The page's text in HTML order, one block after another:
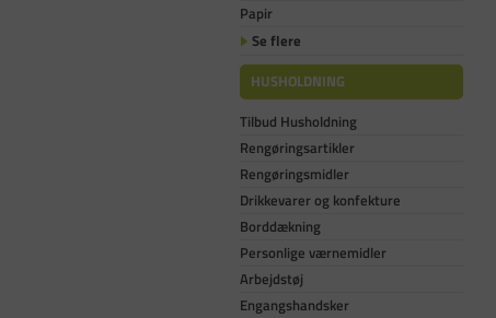
Papir
Se flere
HUSHOLDNING
Tilbud Husholdning
Rengøringsartikler
Rengøringsmidler
Drikkevarer og konfekture
Borddækning
Personlige værnemidler
Arbejdstøj
Engangshandsker